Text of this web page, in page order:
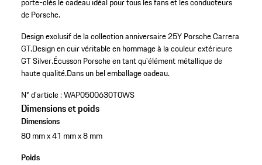
de Porsche.
Design exclusif de la collection anniversaire 25Y Porsche Carrera
GT.Design en cuir véritable en hommage à la couleur extérieure
GT Silver.Écusson Porsche en tant qu'élément métallique de
haute qualité.Dans un bel emballage cadeau.
N° d'article :WAP0500630T0WS
Dimensions et poids
Dimensions
80 mm x 41 mm x 8 mm
Poids